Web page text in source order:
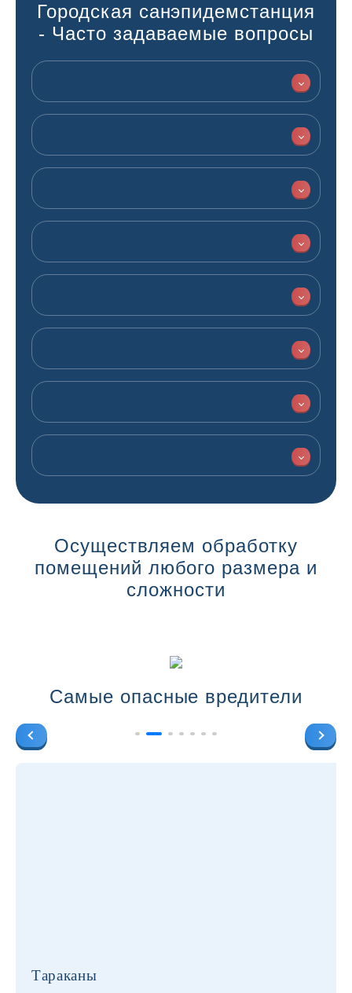
Городская санэпидемстанция
- Часто задаваемые вопросы
Осуществляем обработку
помещений любого размера и
сложности
Самые опасные вредители
Тараканы